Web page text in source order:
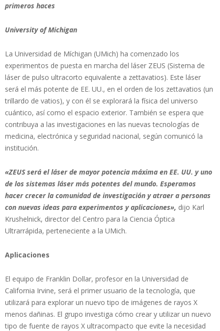
primeros haces
University of Michigan
La Universidad de Míchigan (UMich) ha comenzado los
experimentos de puesta en marcha del láser ZEUS (Sistema de
láser de pulso ultracorto equivalente a zettavatios). Este láser
será el más potente de EE. UU., en el orden de los zettavatios (un
trillardo de vatios), y con él se explorará la física del universo
cuántico, así como el espacio exterior. También se espera que
contribuya a las investigaciones en las nuevas tecnologías de
medicina, electrónica y seguridad nacional, según comunicó la
institución.
«ZEUS será el láser de mayor potencia máxima en EE. UU. y uno
de los sistemas láser más potentes del mundo. Esperamos
hacer crecer la comunidad de investigación y atraer a personas
con nuevas ideas para experimentos y aplicaciones», dijo Karl
Krushelnick, director del Centro para la Ciencia Óptica
Ultrarrápida, perteneciente a la UMich.
Aplicaciones
El equipo de Franklin Dollar, profesor en la Universidad de
California Irvine, será el primer usuario de la tecnología, que
utilizará para explorar un nuevo tipo de imágenes de rayos X
menos dañinas. El grupo investiga cómo crear y utilizar un nuevo
tipo de fuente de rayos X ultracompacto que evite la necesidad